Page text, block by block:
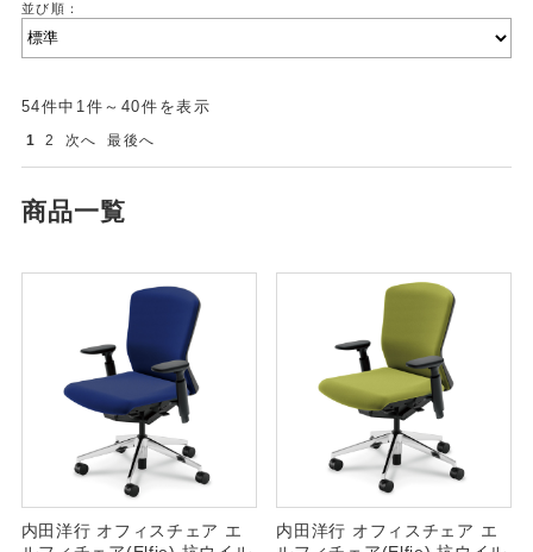
並び順：
54件中1件～40件を表示
1 2 次へ 最後へ
商品一覧
内田洋行 オフィスチェア エ
内田洋行 オフィスチェア エ